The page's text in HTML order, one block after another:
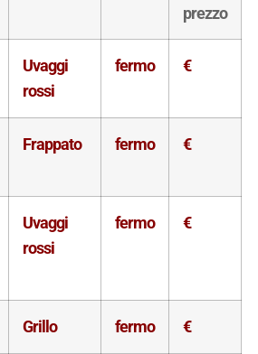
prezzo
Uvaggi
rossi
fermo €
Frappato fermo €
Uvaggi
rossi
fermo €
Grillo fermo €